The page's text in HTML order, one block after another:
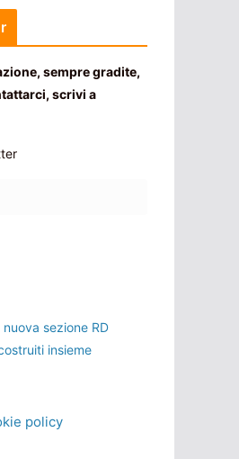
sempre gradite,
scrivi a
sezione RD
insieme
policy